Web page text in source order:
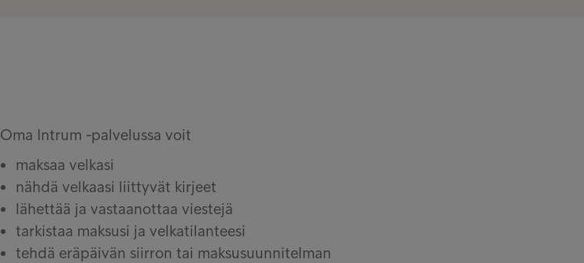
Oma Intrum -palvelussa voit
maksaa velkasi
nähdä velkaasi liittyvät kirjeet
lähettää ja vastaanottaa viestejä
tarkistaa maksusi ja velkatilanteesi
tehdä eräpäivän siirron tai maksusuunnitelman